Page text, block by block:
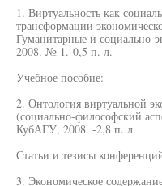
1. Виртуальность как
трансформации
Гуманитарные и социально-
2008. № 1.-0,5 п. л.
Учебное пособие:
2. Онтология виртуальной
(социально-философский
КубАГУ, 2008. -2,8 п. л.
Статьи и тезисы
3. Экономическое